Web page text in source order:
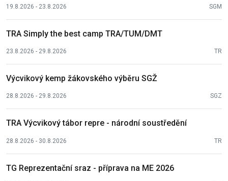
19.8.2026 - 23.8.2026 SGM
TRA Simply the best camp TRA/TUM/DMT
23.8.2026 - 29.8.2026 TR
Výcvikový kemp žákovského výběru SGŽ
28.8.2026 - 29.8.2026 SGZ
TRA Výcvikový tábor repre - národní soustředění
28.8.2026 - 30.8.2026 TR
TG Reprezentační sraz - příprava na ME 2026